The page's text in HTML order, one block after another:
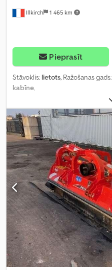
Illkirch 1 465 km
Pieprasīt
Stāvoklis: lietots, Ražošanas gads:
kabīne,